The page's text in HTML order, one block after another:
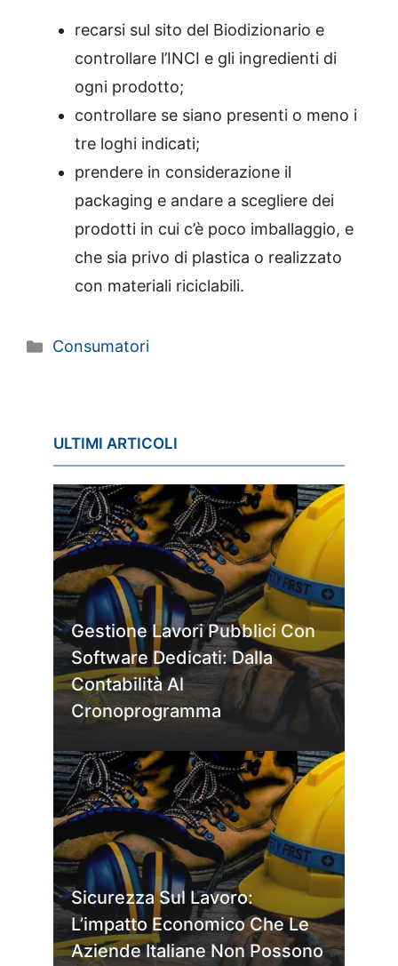
recarsi sul sito del Biodizionario e
controllare l’INCI e gli ingredienti di
ogni prodotto;
controllare se siano presenti o meno i
tre loghi indicati;
prendere in considerazione il
packaging e andare a scegliere dei
prodotti in cui c’è poco imballaggio, e
che sia privo di plastica o realizzato
con materiali riciclabili.
Categorie
Consumatori
ULTIMI ARTICOLI
Gestione Lavori Pubblici Con
Software Dedicati: Dalla
Contabilità Al
Cronoprogramma
Sicurezza Sul Lavoro:
L’impatto Economico Che Le
Aziende Italiane Non Possono